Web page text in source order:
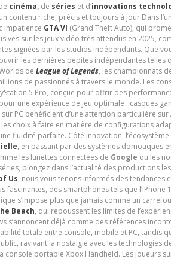
cinéma,de séries et d’innovations
contenu riche, précis et toujours à jour.Dans
impatience GTA VI (Grand Theft Auto), qui
sur les jeux vidéo très attendus en 2025,
signées par les studios indépendants. Que
les dernières pépites indépendantes telles
de League of Legends, les championnats
de passionnés à travers le monde. Les
5 Pro, conçue pour offrir des
une expérience de jeu optimale : casques
PC bénéficient d’une attention particulière sur
choix à faire en matière de configurations
fluidité parfaite. Côté innovation,
, en passant par des systèmes domotiques
les lunettes connectées de Google ou les
plongez dans l’actualité des productions
Us, nous vous tenons informés des tendances
des smartphones tels que l’iPhone
s’impose plus que jamais comme un
Beach, qui repoussent les limites de
s’annoncent déjà comme des références
totale entre console, mobile et PC, tandis
ravivant la nostalgie avec les technologies
portable Xbox Handheld. Les joueurs